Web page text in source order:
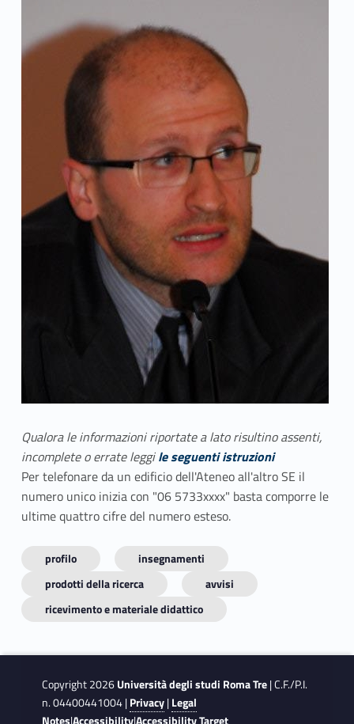
Qualora le informazioni riportate a lato risultino assenti,
incomplete o errate leggile seguenti istruzioni
Per telefonare da un edificio dell'Ateneo all'altro SE il
numero unico inizia con "06 5733xxxx" basta comporre le
ultime quattro cifre del numero esteso.
profilo
insegnamenti
prodotti della ricerca
avvisi
ricevimento e materiale didattico
Copyright 2026Università degli studi Roma Tre| C.F./P.I.
n. 04400441004 |Privacy|Legal